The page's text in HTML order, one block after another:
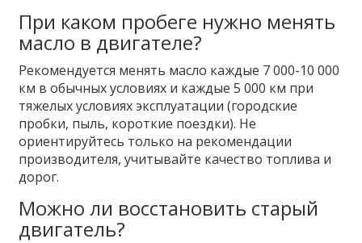
При каком пробеге нужно менять
масло в двигателе?
Рекомендуется менять масло каждые 7 000-10 000
км в обычных условиях и каждые 5 000 км при
тяжелых условиях эксплуатации (городские
пробки, пыль, короткие поездки). Не
ориентируйтесь только на рекомендации
производителя, учитывайте качество топлива и
дорог.
Можно ли восстановить старый
двигатель?